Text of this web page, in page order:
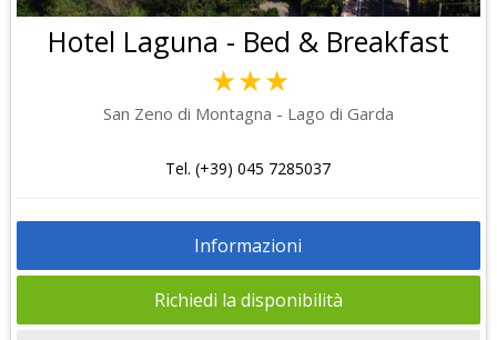
Hotel Laguna - Bed & Breakfast
★★★
San Zeno di Montagna - Lago di Garda
Tel. (+39) 045 7285037
Informazioni
Richiedi la disponibilità